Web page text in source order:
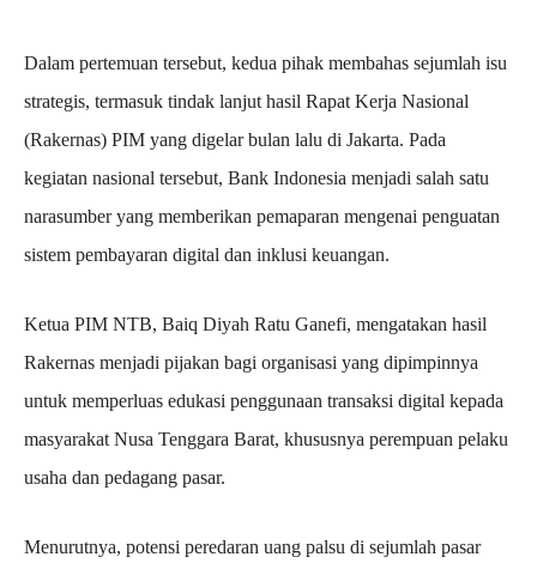
Dalam pertemuan tersebut, kedua pihak membahas sejumlah isu
strategis, termasuk tindak lanjut hasil Rapat Kerja Nasional
(Rakernas) PIM yang digelar bulan lalu di Jakarta. Pada
kegiatan nasional tersebut, Bank Indonesia menjadi salah satu
narasumber yang memberikan pemaparan mengenai penguatan
sistem pembayaran digital dan inklusi keuangan.
Ketua PIM NTB, Baiq Diyah Ratu Ganefi, mengatakan hasil
Rakernas menjadi pijakan bagi organisasi yang dipimpinnya
untuk memperluas edukasi penggunaan transaksi digital kepada
masyarakat Nusa Tenggara Barat, khususnya perempuan pelaku
usaha dan pedagang pasar.
Menurutnya, potensi peredaran uang palsu di sejumlah pasar